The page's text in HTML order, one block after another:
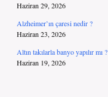
Haziran 29, 2026
Alzheimer’ın çaresi nedir ?
Haziran 23, 2026
Altın takılarla banyo yapılır mı ?
Haziran 19, 2026